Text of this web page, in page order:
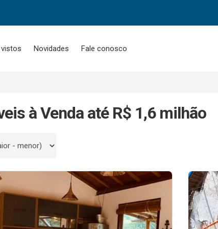
Novidades Fale conosco
à Venda até R$ 1,6 milhão